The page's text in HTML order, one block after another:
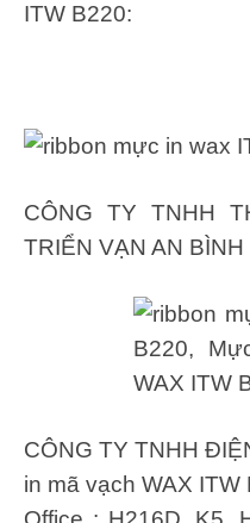
ITW B220:
CÔNG TY TNHH
TRIỂN VẠN AN BÌNH
CÔNG TY TNHH
in mã vạch WAX ITW